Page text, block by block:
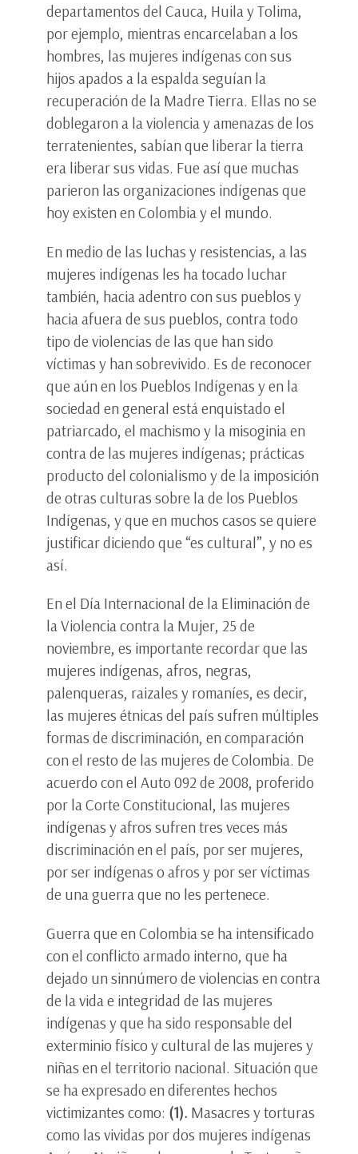
departamentos del Cauca, Huila y Tolima,
por ejemplo, mientras encarcelaban a los
hombres, las mujeres indígenas con sus
hijos apados a la espalda seguían la
recuperación de la Madre Tierra. Ellas no se
doblegaron a la violencia y amenazas de los
terratenientes, sabían que liberar la tierra
era liberar sus vidas. Fue así que muchas
parieron las organizaciones indígenas que
hoy existen en Colombia y el mundo.
En medio de las luchas y resistencias, a las
mujeres indígenas les ha tocado luchar
también, hacia adentro con sus pueblos y
hacia afuera de sus pueblos, contra todo
tipo de violencias de las que han sido
víctimas y han sobrevivido. Es de reconocer
que aún en los Pueblos Indígenas y en la
sociedad en general está enquistado el
patriarcado, el machismo y la misoginia en
contra de las mujeres indígenas; prácticas
producto del colonialismo y de la imposición
de otras culturas sobre la de los Pueblos
Indígenas, y que en muchos casos se quiere
justificar diciendo que “es cultural”, y no es
así.
En el Día Internacional de la Eliminación de
la Violencia contra la Mujer, 25 de
noviembre, es importante recordar que las
mujeres indígenas, afros, negras,
palenqueras, raizales y romaníes, es decir,
las mujeres étnicas del país sufren múltiples
formas de discriminación, en comparación
con el resto de las mujeres de Colombia. De
acuerdo con el Auto 092 de 2008, proferido
por la Corte Constitucional, las mujeres
indígenas y afros sufren tres veces más
discriminación en el país, por ser mujeres,
por ser indígenas o afros y por ser víctimas
de una guerra que no les pertenece.
Guerra que en Colombia se ha intensificado
con el conflicto armado interno, que ha
dejado un sinnúmero de violencias en contra
de la vida e integridad de las mujeres
indígenas y que ha sido responsable del
exterminio físico y cultural de las mujeres y
niñas en el territorio nacional. Situación que
se ha expresado en diferentes hechos
victimizantes como: (1). Masacres y torturas
como las vividas por dos mujeres indígenas